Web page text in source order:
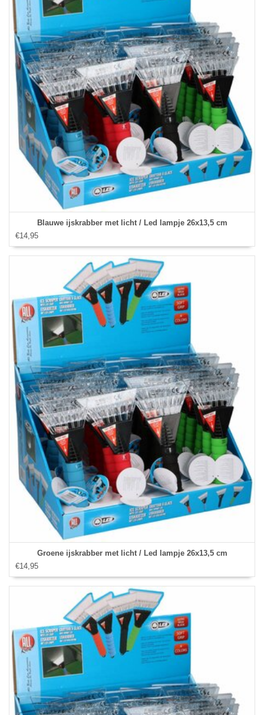
Blauwe ijskrabber met licht / Led lampje 26x13,5 cm
€14,95
Groene ijskrabber met licht / Led lampje 26x13,5 cm
€14,95